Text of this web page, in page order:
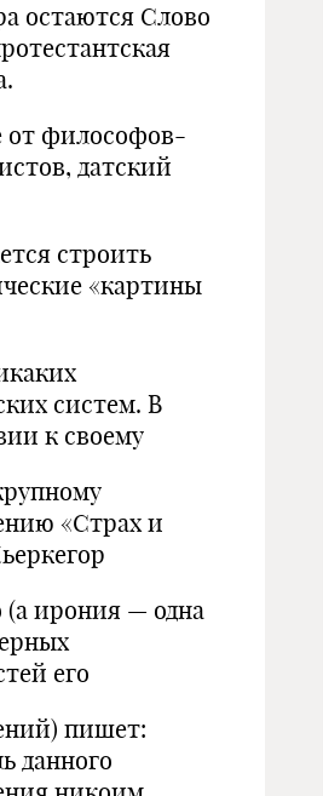
остаются Слово
от философов-
датский
строить
«картины
систем. В
к своему
«Страх и
ирония — одна
его
пишет:
данного